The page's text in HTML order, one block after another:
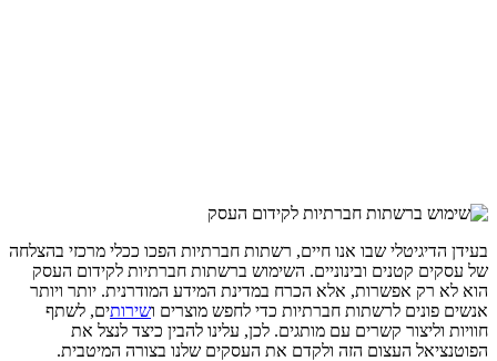
בעידן הדיגיטלי שבו אנו חיים, רשתות חברתיות הפכו ככלי מרכזי בהצלחה
של עסקים קטנים ובינוניים. השימוש ברשתות חברתיות לקידום העסק
הוא לא רק אפשרות, אלא הכרח במדינת המידע המודרנית. יותר ויותר
אנשים פונים לרשתות חברתיות כדי לחפש מוצרים ושירותים, לשתף
חוויות וליצור קשרים עם מותגים. לכן, עלינו להבין כיצד לנצל את
הפוטנציאל העצום הזה ולקדם את העסקים שלנו בצורה המיטבית.